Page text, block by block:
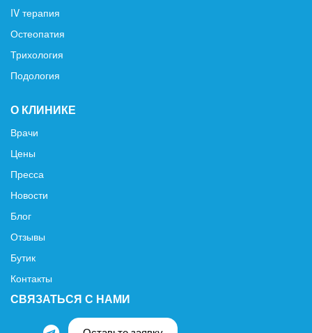
IV терапия
Остеопатия
Трихология
Подология
О КЛИНИКЕ
Врачи
Цены
Пресса
Новости
Блог
Отзывы
Бутик
Контакты
СВЯЗАТЬСЯ С НАМИ